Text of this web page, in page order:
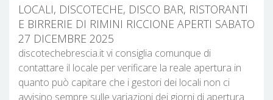
LOCALI, DISCOTECHE, DISCO BAR, RISTORANTI
E BIRRERIE DI RIMINI RICCIONE APERTI SABATO
27 DICEMBRE 2025
discotechebrescia.it vi consiglia comunque di
contattare il locale per verificare la reale apertura in
quanto può capitare che i gestori dei locali non ci
avvisino sempre sulle variazioni dei giorni di apertura